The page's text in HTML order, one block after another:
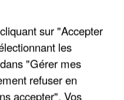
PAR UNE
SAVOIE
sur "Accepter
les
"Gérer mes
refuser en
accepter". Vos